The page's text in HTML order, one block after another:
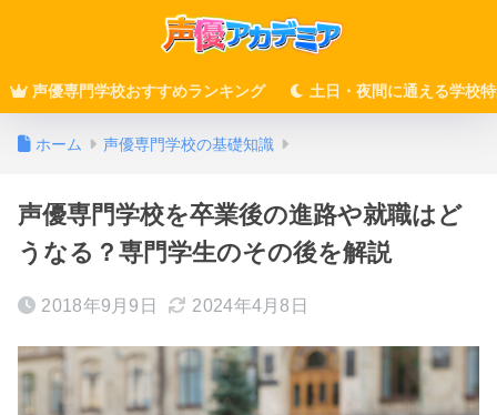
声優専門学校おすすめランキング 土日・夜間に通える学校
ホーム 声優専門学校の基礎知識
声優専門学校を卒業後の進路や就職はど
うなる？専門学生のその後を解説
2018年9月9日 2024年4月8日